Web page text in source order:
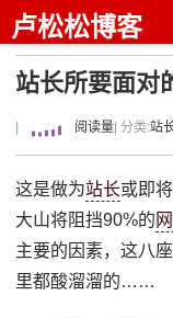
卢松松博客
站长所要面对
阅读量 | 分类:站
这是做为站长或即
大山将阻挡90%的
主要的因素，这八
里都酸溜溜的……